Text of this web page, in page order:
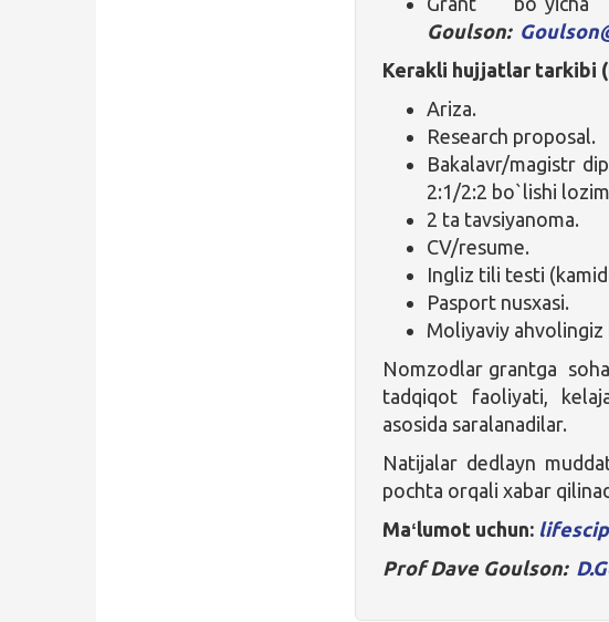
Goulson:
Kerakli hujjatlar tarkibi
Ariza.
Research proposal.
Bakalavr/magistr
2:1/2:2 bo`lishi
2 ta tavsiyanoma.
CV/resume.
Ingliz tili testi
Pasport nusxasi.
Moliyaviy ahvolingiz
Nomzodlar grantga
tadqiqot faoliyati,
asosida saralanadilar.
Natijalar dedlayn
pochta orqali xabar
Maʻlumot uchun:
Prof Dave Goulson: